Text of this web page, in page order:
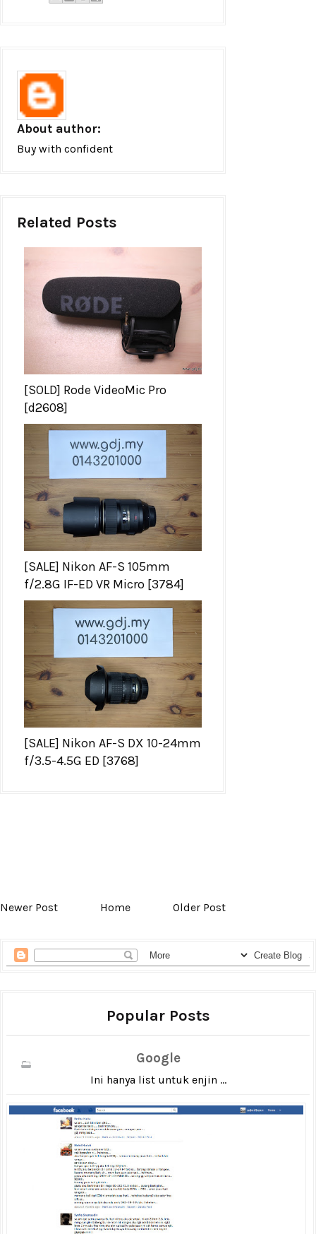
About author:
Buy with confident
Related Posts
[SOLD] Rode VideoMic Pro
[d2608]
[SALE] Nikon AF-S 105mm
f/2.8G IF-ED VR Micro [3784]
[SALE] Nikon AF-S DX 10-24mm
f/3.5-4.5G ED [3768]
Newer Post Home Older Post
Popular Posts
Google
Ini hanya list untuk enjin ...